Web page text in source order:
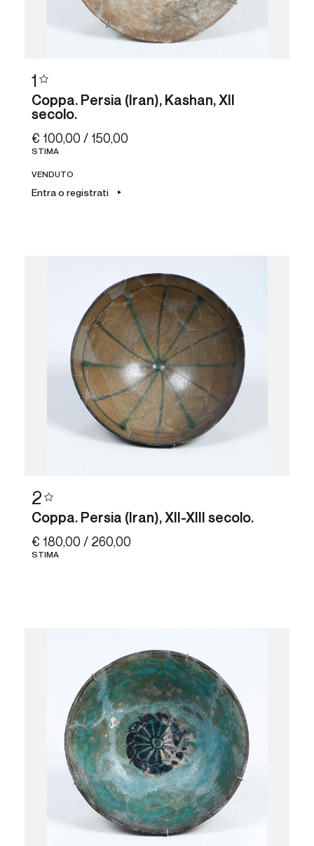
1
Coppa. Persia (Iran), Kashan, XII
secolo.
€ 100,00 / 150,00
STIMA
VENDUTO
Entra o registrati
2
Coppa. Persia (Iran), XII-XIII secolo.
€ 180,00 / 260,00
STIMA